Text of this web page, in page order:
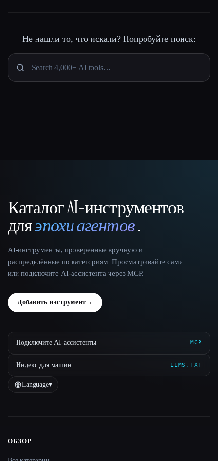
Не нашли то, что искали? Попробуйте поиск:
That AI Collection
Каталог AI-инструментов
дляэпохи агентов.
AI-инструменты, проверенные вручную и
распределённые по категориям. Просматривайте сами
или подключите AI-ассистента через MCP.
Добавить инструмент→
Подключите AI-ассистенты MCP
Индекс для машин LLMS.TXT
Language▾
Site navigation
ОБЗОР